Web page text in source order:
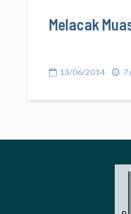
Melacak
13/06/2014 7